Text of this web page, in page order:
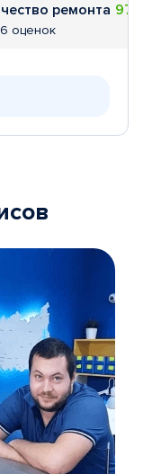
ремонта
оценок